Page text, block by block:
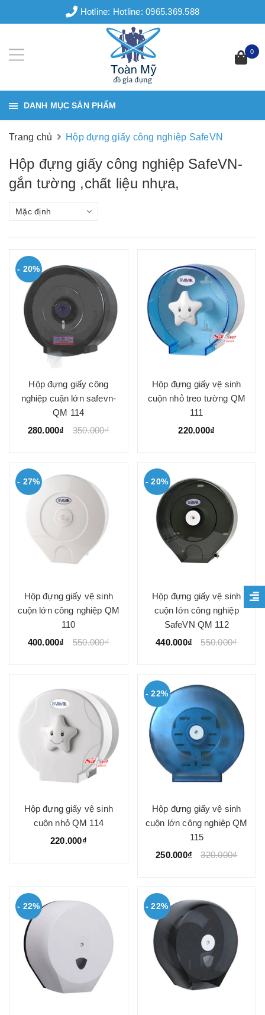
Hotline: Hotline: 0965.369.588
0
DANH MỤC SẢN PHẨM
Trang chủ Hộp đựng giấy công nghiệp SafeVN
Hộp đựng giấy công nghiệp SafeVN-
gắn tường ,chất liệu nhựa,
Mặc định
- 20%
Hộp đựng giấy công
nghiệp cuận lớn safevn-
QM 114
280.000₫
350.000₫
Hộp đựng giấy vệ sinh
cuộn nhỏ treo tường QM
111
220.000₫
- 27%
Hộp đựng giấy vệ sinh
cuộn lớn công nghiệp QM
110
400.000₫
550.000₫
- 20%
Hộp đựng giấy vệ sinh
cuộn lớn công nghiệp
SafeVN QM 112
440.000₫
550.000₫
Hộp đựng giấy vệ sinh
cuộn nhỏ QM 114
220.000₫
- 22%
Hộp đựng giấy vệ sinh
cuộn lớn công nghiệp QM
115
250.000₫
320.000₫
- 22% - 22%